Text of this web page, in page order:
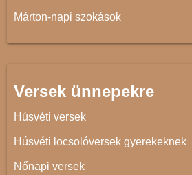
Márton-napi szokások
Versek ünnepekre
Húsvéti versek
Húsvéti locsolóversek gyerekeknek
Nőnapi versek